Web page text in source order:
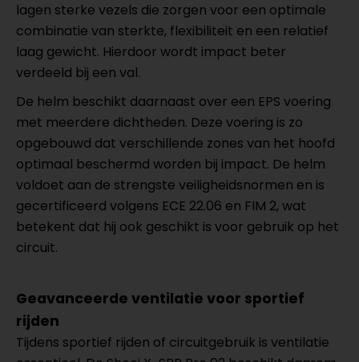
lagen sterke vezels die zorgen voor een optimale
combinatie van sterkte, flexibiliteit en een relatief
laag gewicht. Hierdoor wordt impact beter
verdeeld bij een val.
De helm beschikt daarnaast over een EPS voering
met meerdere dichtheden. Deze voering is zo
opgebouwd dat verschillende zones van het hoofd
optimaal beschermd worden bij impact. De helm
voldoet aan de strengste veiligheidsnormen en is
gecertificeerd volgens ECE 22.06 en FIM 2, wat
betekent dat hij ook geschikt is voor gebruik op het
circuit.
Geavanceerde ventilatie voor sportief
rijden
Tijdens sportief rijden of circuitgebruik is ventilatie